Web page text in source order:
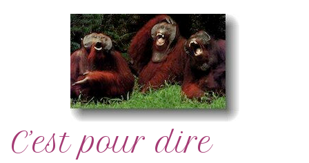
C’est pour dire